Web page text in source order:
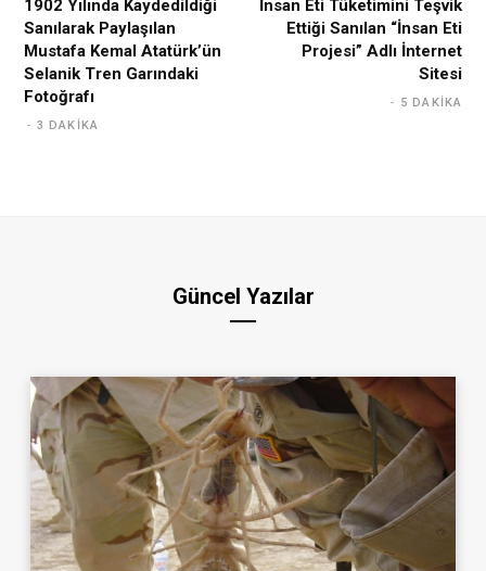
1902 Yılında Kaydedildiği
Sanılarak Paylaşılan
Mustafa Kemal Atatürk’ün
Selanik Tren Garındaki
Fotoğrafı
3 DAKIKA
İnsan Eti Tüketimini Teşvik
Ettiği Sanılan “İnsan Eti
Projesi” Adlı İnternet
Sitesi
5 DAKIKA
Güncel Yazılar